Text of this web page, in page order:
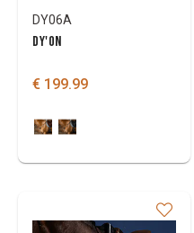
DY06A
DY'ON
€ 199.99